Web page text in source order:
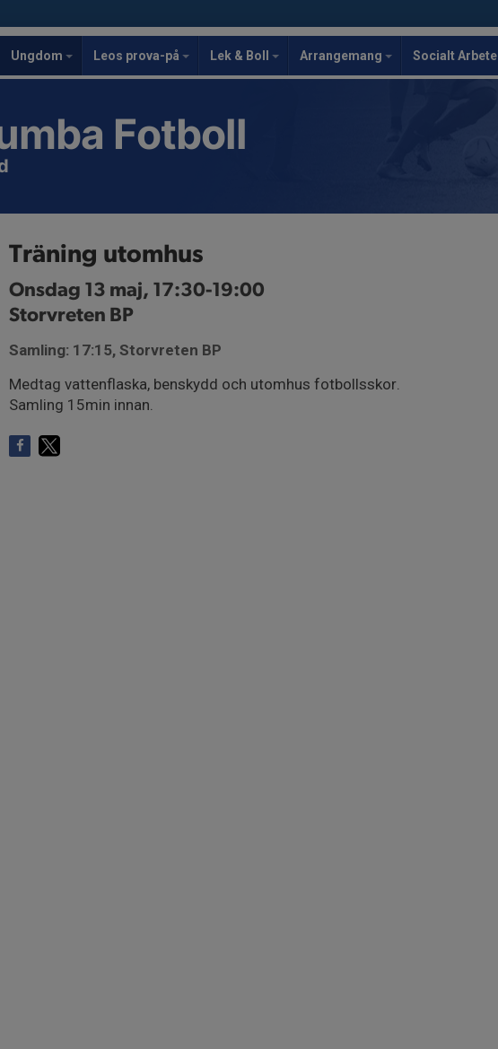
Ungdom Leos prova-på Lek & Boll Arrangemang Socialt Arbete
Fotboll
Träning utomhus
Onsdag 13 maj, 17:30-19:00
Storvreten BP
Samling: 17:15, Storvreten BP
Medtag vattenflaska, benskydd och utomhus fotbollsskor.
Samling 15min innan.